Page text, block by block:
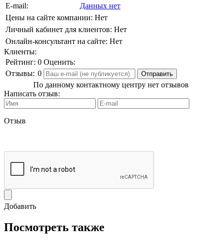
E-mail:
Данных нет
Цены на сайте компании: Нет
Личный кабинет для клиентов: Нет
Онлайн-консультант на сайте: Нет
Клиенты:
Рейтинг: 0 Оценить:
Отзывы: 0
По данному контактному центру нет отзывов
Написать отзыв:
Отзыв
Добавить
Посмотреть также